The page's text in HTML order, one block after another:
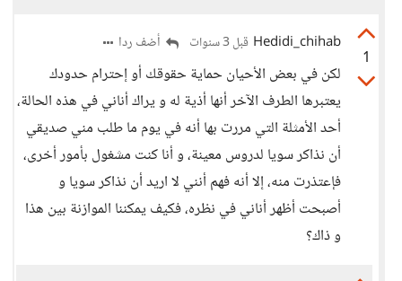
1
Hedidi_chihab قبل 3 سنوات أضف ردا
لكن في بعض الأحيان حماية حقوقك أو إحترام حدودك
يعتبرها الطرف الآخر أنها أذية له و يراك أناني في هذه الحالة،
أحد الأمثلة التي مررت بها أنه في يوم ما طلب مني صديقي
أن نذاكر سويا لدروس معينة، و أنا كنت مشغول بأمور أخرى،
فإعتذرت منه، إلا أنه فهم أنني لا اريد أن نذاكر سويا و
أصبحت أظهر أناني في نظره، فكيف يمكننا الموازنة بين هذا
و ذاك؟